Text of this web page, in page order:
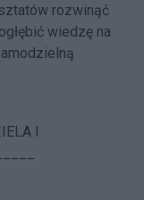
rozwinąć
wiedzę na
I